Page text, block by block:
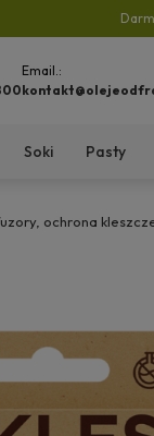
Email.:
Soki Pasty
ochrona